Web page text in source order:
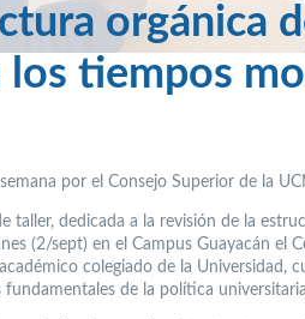
orgánica
los tiempos
por el Consejo Superior de la
taller, dedicada a la revisión de la
(2/sept) en el Campus Guayacán el
colegiado de la Universidad,
fundamentales de la política